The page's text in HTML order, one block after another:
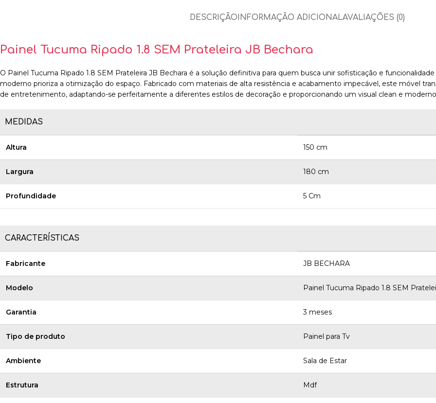
DESCRIÇÃO INFORMAÇÃO ADICIONALAVALIAÇÕES (0)
Painel Tucuma Ripado 1.8 SEM Prateleira JB Bechara
O Painel Tucuma Ripado 1.8 SEM Prateleira JB Bechara é a solução definitiva para quem busca unir sofisticação e
moderno prioriza a otimização do espaço. Fabricado com materiais de alta resistência e acabamento impecável, este móvel
de entretenimento, adaptando-se perfeitamente a diferentes estilos de decoração e proporcionando um visual clean e moderno
MEDIDAS
Altura 150 cm
Largura 180 cm
Profundidade 5 Cm
CARACTERÍSTICAS
Fabricante JB BECHARA
Modelo Painel Tucuma Ripado 1.8 SEM
Garantia 3 meses
Tipo de produto Painel para Tv
Ambiente Sala de Estar
Estrutura Mdf